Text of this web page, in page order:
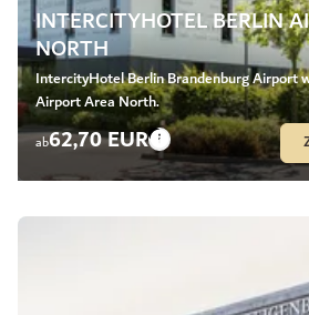
INTERCITYHOTEL BERLIN
NORTH
IntercityHotel Berlin Brandenburg Airport
Airport Area North.
ab62,70 EUR